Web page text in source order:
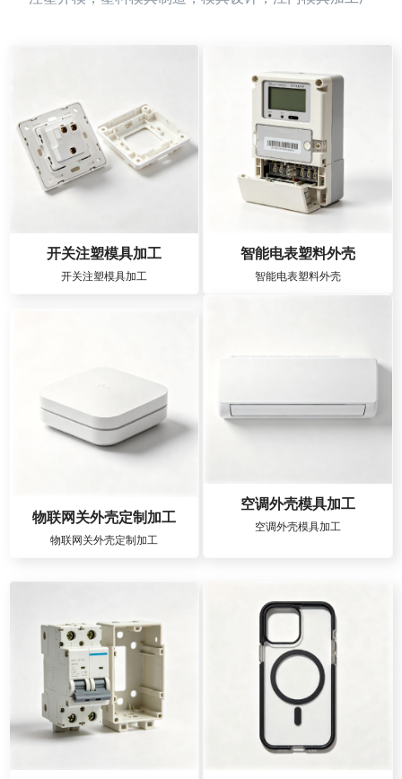
开关注塑模具加工
开关注塑模具加工
智能电表塑料外壳
智能电表塑料外壳
物联网关外壳定制加工
物联网关外壳定制加工
空调外壳模具加工
空调外壳模具加工